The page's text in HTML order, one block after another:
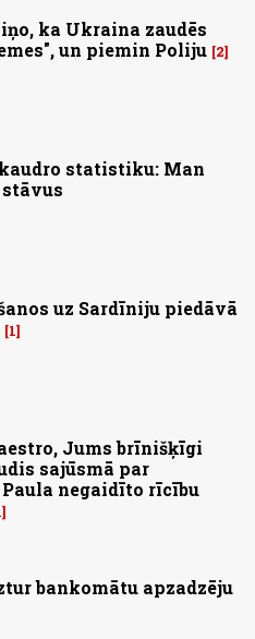
ka Ukraina zaudēs
un piemin Poliju 2
statistiku: Man
uz Sardīniju piedāvā
1
Jums brīnišķīgi
sajūsmā par
negaidīto rīcību
bankomātu apzadzēju